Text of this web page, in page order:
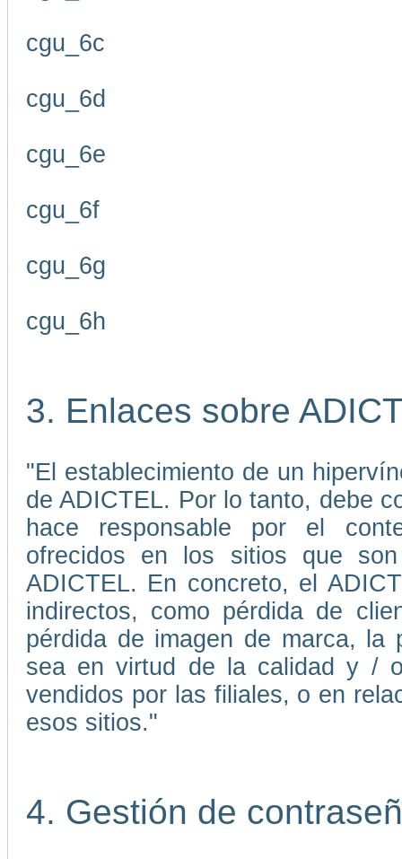
cgu_6c
cgu_6d
cgu_6e
cgu_6f
cgu_6g
cgu_6h
3. Enlaces sobre
"El establecimiento de un
de ADICTEL. Por lo tanto, debe
hace responsable por el
ofrecidos en los sitios que
ADICTEL. En concreto, el
indirectos, como pérdida de
pérdida de imagen de marca, la
sea en virtud de la calidad y /
vendidos por las filiales, o en
esos sitios."
4. Gestión de